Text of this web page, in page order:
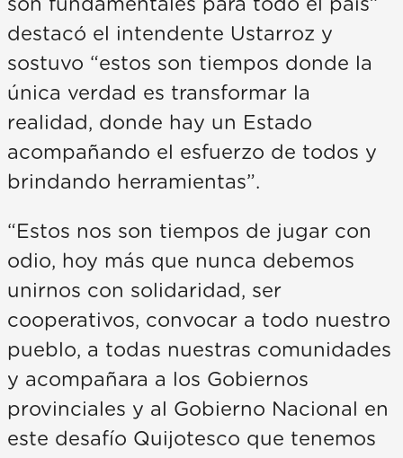
son fundamentales para todo el país”
destacó el intendente Ustarroz y
sostuvo “estos son tiempos donde la
única verdad es transformar la
realidad, donde hay un Estado
acompañando el esfuerzo de todos y
brindando herramientas”.
“Estos nos son tiempos de jugar con
odio, hoy más que nunca debemos
unirnos con solidaridad, ser
cooperativos, convocar a todo nuestro
pueblo, a todas nuestras comunidades
y acompañara a los Gobiernos
provinciales y al Gobierno Nacional en
este desafío Quijotesco que tenemos